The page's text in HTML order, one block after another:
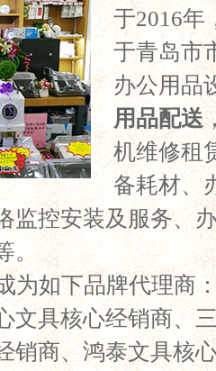
于2016年
于青岛市
办公用品
用品配送
机维修租
备耗材、
监控安装及服务、
。
为如下品牌代理商
文具核心经销商、
销商、鸿泰文具核